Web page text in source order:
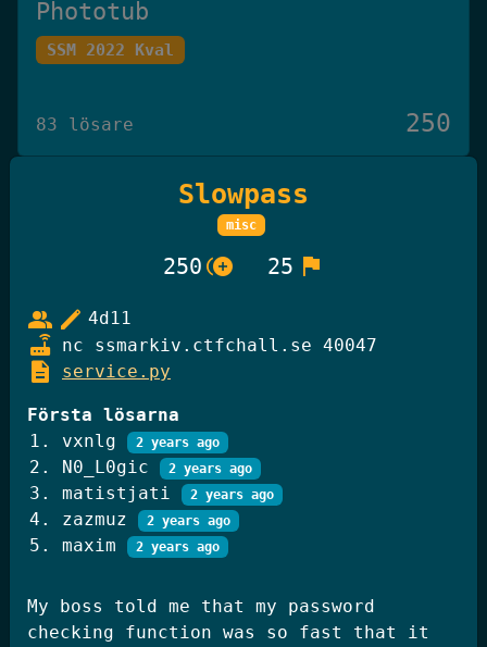
Phototub
SSM 2022 Kval
83 lösare 250
Det Omöjliga Spelet
27 lösare
GiffelBanken Valv 2
Knäck Koden 2025
20 lösare
JWT Blog
SSM 2026 Kval
Slowpass
misc
250 control_point_duplicate 25 flag
My boss told me that my password
checking function was so fast that it
group edit 4d11
router nc ssmarkiv.ctfchall.se 40047
description service.py
Första lösarna
vxnlg
2 years ago
N0_L0gic 2 years ago
matistjati 2 years ago
zazmuz 2 years ago
maxim 2 years ago